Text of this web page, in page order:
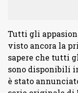
Tutti gli
visto ancora la
sapere che tutti
sono disponibili
è stato